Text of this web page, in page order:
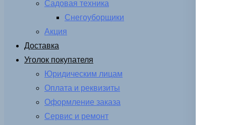
Садовая техника
Снегоуборщики
Акция
Доставка
Уголок покупателя
Юридическим лицам
Оплата и реквизиты
Оформление заказа
Сервис и ремонт